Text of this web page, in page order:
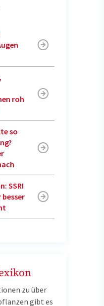
roh
so
SSRI
zu über
gibt es